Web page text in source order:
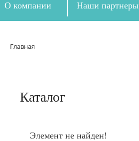
О компании Наши партнеры
Главная
Каталог
Элемент не найден!